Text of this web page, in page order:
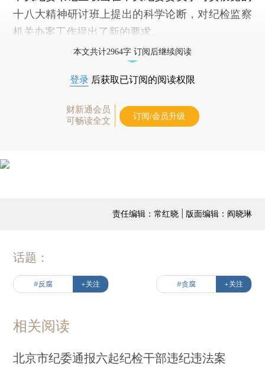
十八大精神研讨班上提出的科学论断，对纪检监察
机关办案工作提出了新的要求。
本文共计2964字 订阅后继续阅读
登录 后获取已订阅的阅读权限
财新通会员
可畅读全文
订阅/会员升级
责任编辑：常红晓 | 版面编辑：阎晓琳
话题：
#反腐 +关注 #贪腐 +关注
相关阅读
北京市纪委通报六起纪检干部违纪违法案